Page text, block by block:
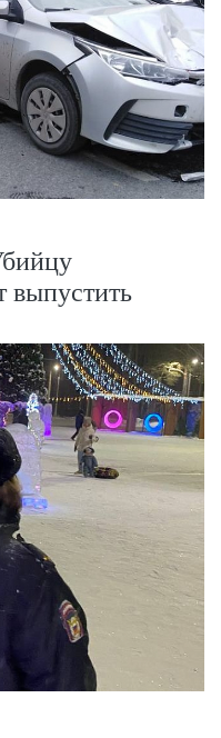
выпустить